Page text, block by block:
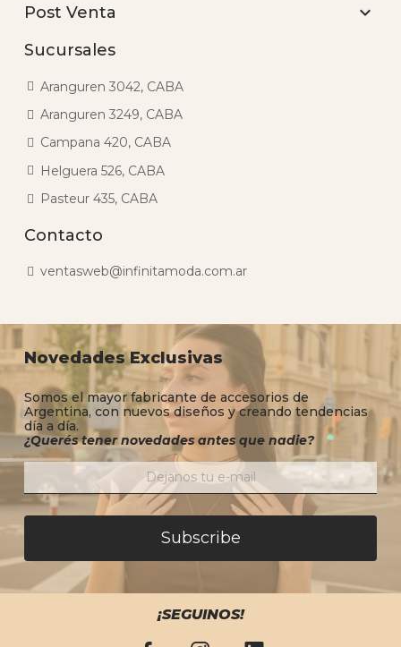
Post Venta 
Sucursales
Aranguren 3042, CABA
Aranguren 3249, CABA
Campana 420, CABA
Helguera 526, CABA
Pasteur 435, CABA
Contacto
ventasweb@infinitamoda.com.ar
Novedades Exclusivas
Somos el mayor fabricante de accesorios de
Argentina, con nuevos diseños y creando tendencias
día a día.
¿Querés tener novedades antes que nadie?
Subscribe
¡SEGUINOS!